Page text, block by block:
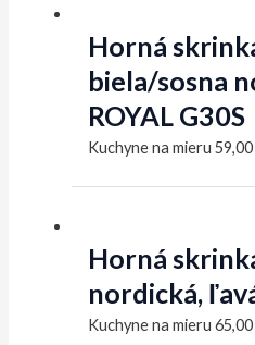
Horná
biela/sosna
ROYAL G30S
Kuchyne na mieru 59,00
Horná
nordická,
Kuchyne na mieru 65,00